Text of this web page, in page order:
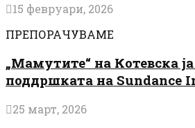
15 февруари, 2026
ПРЕПОРАЧУВАМЕ
„Мамутите“ на Котевска
поддршката на Sundance
25 март, 2026